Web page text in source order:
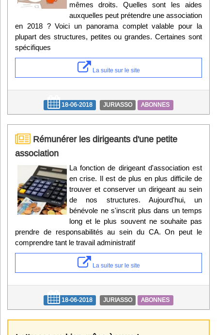
mêmes droits. Quelles sont les aides
auxquelles peut prétendre une association
en 2018 ? Voici un panorama complet valable pour la
plupart des structures, petites ou grandes. Certaines sont
spécifiques
La suite sur le site
18-06-2018 JURIASSO ABONNES
Rémunérer les dirigeants d'une petite
association
La fonction de dirigeant d'association est
en crise. Il est de plus en plus difficile de
trouver et conserver un dirigeant au sein
de nos structures. Aujourd'hui, un
bénévole ne s'inscrit plus dans un temps
long et le plus souvent ne souhaite pas
prendre de responsabilités au sein du CA. On peut le
comprendre tant le travail administratif
La suite sur le site
18-06-2018 JURIASSO ABONNES